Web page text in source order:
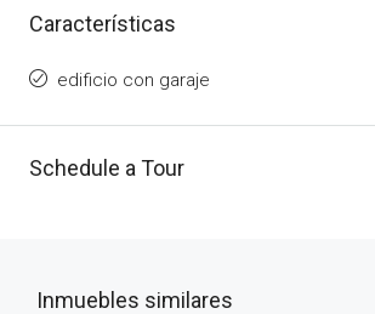
Características
edificio con garaje
Schedule a Tour
Inmuebles similares